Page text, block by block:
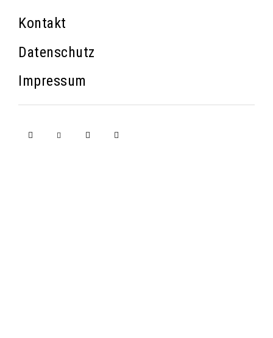
Kontakt
Datenschutz
Impressum